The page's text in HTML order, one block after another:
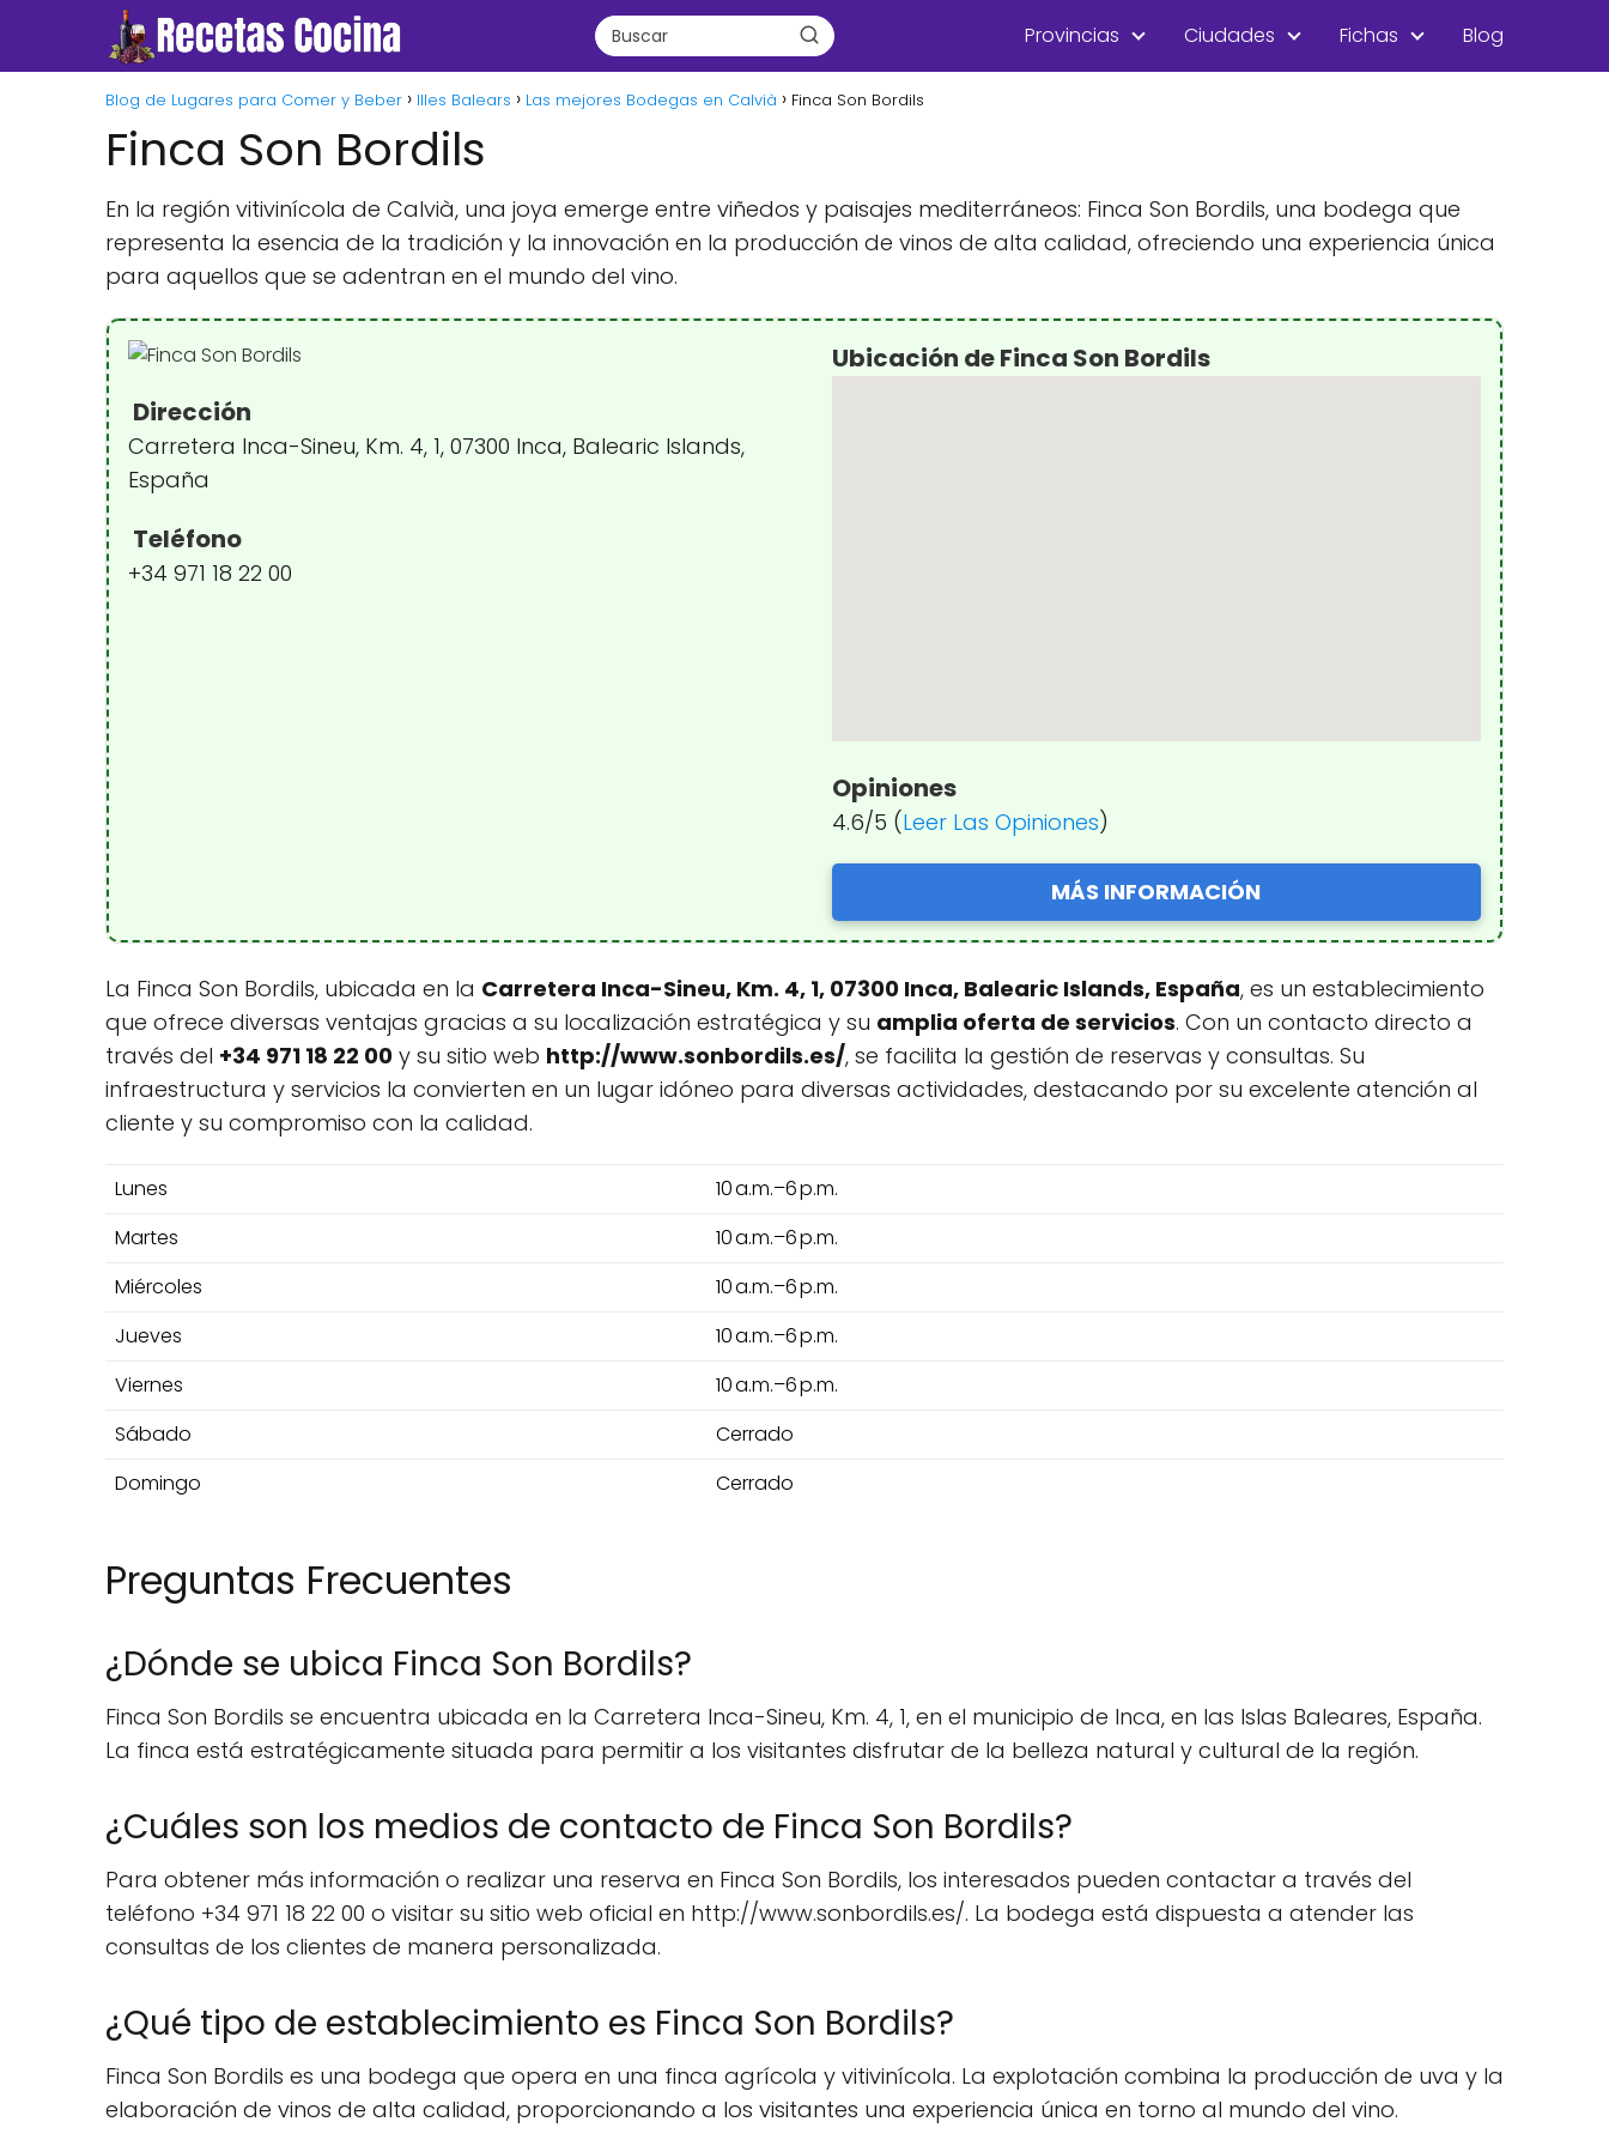
Provincias Ciudades Fichas Blog
Blog de Lugares para Comer y Beber Illes Balears Las mejores Bodegas en Calvià Finca Son Bordils
Finca Son Bordils
En la región vitivinícola de Calvià, una joya emerge entre viñedos y paisajes mediterráneos: Finca Son Bordils, una bodega que
representa la esencia de la tradición y la innovación en la producción de vinos de alta calidad, ofreciendo una experiencia única
para aquellos que se adentran en el mundo del vino.
Dirección
Carretera Inca-Sineu, Km. 4, 1, 07300 Inca, Balearic Islands,
España
Teléfono
+34 971 18 22 00
Ubicación de Finca Son Bordils
Opiniones
4.6/5 (Leer Las Opiniones)
MÁS INFORMACIÓN
La Finca Son Bordils, ubicada en la Carretera Inca-Sineu, Km. 4, 1, 07300 Inca, Balearic Islands, España, es un establecimiento
que ofrece diversas ventajas gracias a su localización estratégica y su amplia oferta de servicios. Con un contacto directo a
través del +34 971 18 22 00 y su sitio web http://www.sonbordils.es/, se facilita la gestión de reservas y consultas. Su
infraestructura y servicios la convierten en un lugar idóneo para diversas actividades, destacando por su excelente atención al
cliente y su compromiso con la calidad.
Lunes
10 a.m.–6 p.m.
Martes
10 a.m.–6 p.m.
Miércoles
10 a.m.–6 p.m.
Jueves
10 a.m.–6 p.m.
Viernes
10 a.m.–6 p.m.
Sábado
Cerrado
Domingo
Cerrado
Preguntas Frecuentes
¿Dónde se ubica Finca Son Bordils?
Finca Son Bordils se encuentra ubicada en la Carretera Inca-Sineu, Km. 4, 1, en el municipio de Inca, en las Islas Baleares, España.
La finca está estratégicamente situada para permitir a los visitantes disfrutar de la belleza natural y cultural de la región.
¿Cuáles son los medios de contacto de Finca Son Bordils?
Para obtener más información o realizar una reserva en Finca Son Bordils, los interesados pueden contactar a través del
teléfono +34 971 18 22 00 o visitar su sitio web oficial en http://www.sonbordils.es/. La bodega está dispuesta a atender las
consultas de los clientes de manera personalizada.
¿Qué tipo de establecimiento es Finca Son Bordils?
Finca Son Bordils es una bodega que opera en una finca agrícola y vitivinícola. La explotación combina la producción de uva y la
elaboración de vinos de alta calidad, proporcionando a los visitantes una experiencia única en torno al mundo del vino.